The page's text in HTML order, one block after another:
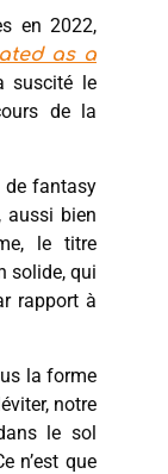
en 2022,
as a
suscité le
de la
de fantasy
aussi bien
le titre
solide, qui
rapport à
la forme
notre
le sol
n’est que